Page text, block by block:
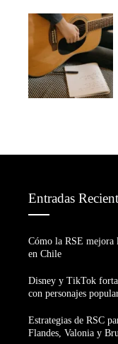
Entradas
Cómo la RSE mejora
en Chile
Disney y TikTok
con personajes
Estrategias de RSC
Flandes, Valonia y